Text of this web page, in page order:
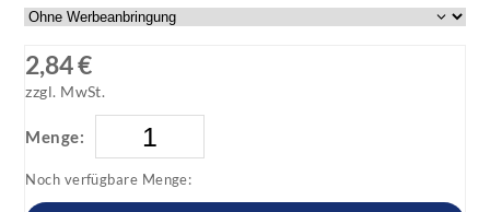
2,84 €
zzgl. MwSt.
Menge:
Noch verfügbare Menge: